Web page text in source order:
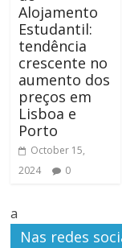
Alojamento
Estudantil:
tendência
crescente no
aumento dos
preços em
Lisboa e
Porto
October 15,
2024
0
a
Nas redes